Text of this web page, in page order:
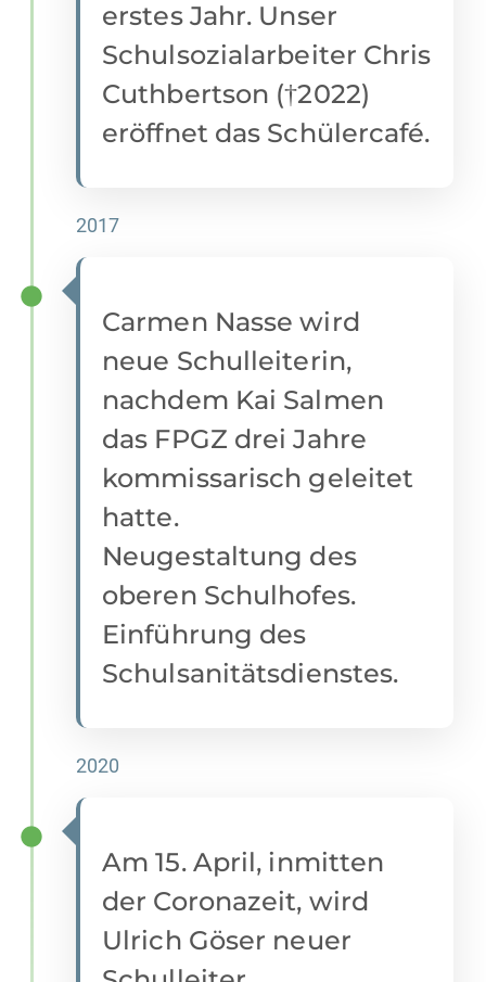
erstes Jahr. Unser
Schulsozialarbeiter Chris
Cuthbertson (†2022)
eröffnet das Schülercafé.
2017
Carmen Nasse wird
neue Schulleiterin,
nachdem Kai Salmen
das FPGZ drei Jahre
kommissarisch geleitet
hatte.
Neugestaltung des
oberen Schulhofes.
Einführung des
Schulsanitätsdienstes.
2020
Am 15. April, inmitten
der Coronazeit, wird
Ulrich Göser neuer